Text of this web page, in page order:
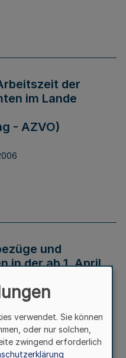
der
im Lande
- AZVO)
und
in der ab 1. April
verwendet. Sie können
oder nur solchen,
zwingend erforderlich